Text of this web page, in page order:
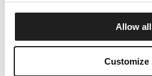
Allow all
Customize